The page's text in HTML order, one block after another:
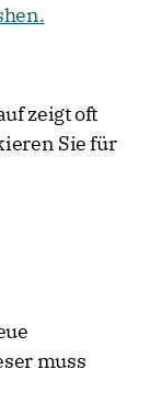
zeigt oft
Sie für
muss